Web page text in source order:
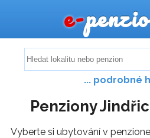
e-
... podrobné
Penziony
Vyberte si ubytování v